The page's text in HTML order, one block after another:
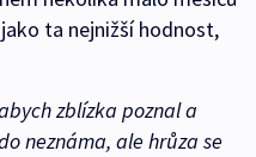
ta nejnižší hodnost,
zblízka poznal a
neznáma, ale hrůza se